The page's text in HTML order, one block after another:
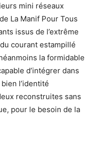
mini réseaux
La Manif Pour Tous
issus de l’extrême
courant estampillé
la formidable
d’intégrer dans
l’identité
reconstruites sans
pour le besoin de la